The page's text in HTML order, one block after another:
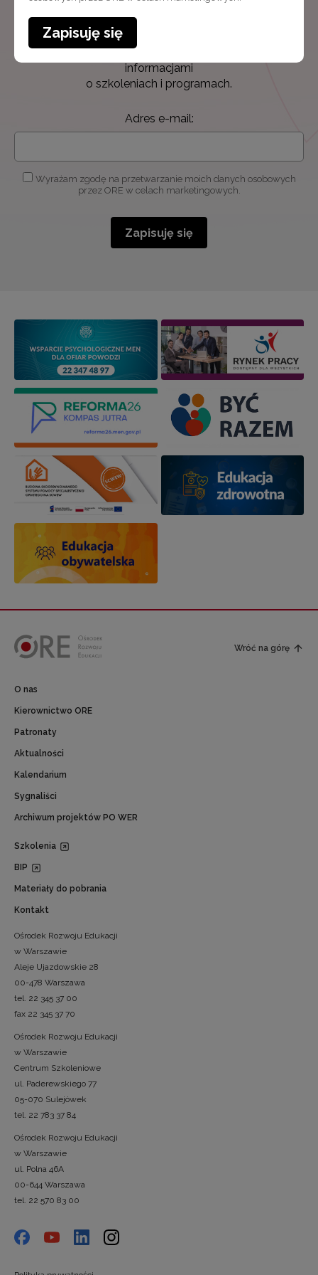
Newsletter ORE
Zapisz się i bądź na bieżąco z najnowszymi
informacjami
o szkoleniach i programach.
Adres e-mail:
Wyrażam zgodę na przetwarzanie moich danych osobowych
przez ORE w celach marketingowych.
Zapisuję się
Wróć na górę
O nas
Kierownictwo ORE
Patronaty
Aktualności
Kalendarium
Sygnaliści
Archiwum projektów PO WER
Szkolenia
BIP
Materiały do pobrania
Kontakt
Ośrodek Rozwoju Edukacji
w Warszawie
Aleje Ujazdowskie 28
00-478 Warszawa
tel. 22 345 37 00
fax 22 345 37 70
Ośrodek Rozwoju Edukacji
w Warszawie
Centrum Szkoleniowe
ul. Paderewskiego 77
05-070 Sulejówek
tel. 22 783 37 84
Ośrodek Rozwoju Edukacji
w Warszawie
ul. Polna 46A
00-644 Warszawa
tel. 22 570 83 00
Zapisuję się